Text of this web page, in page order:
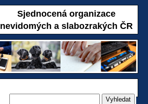
Sjednocená organizace
nevidomých a slabozrakých ČR